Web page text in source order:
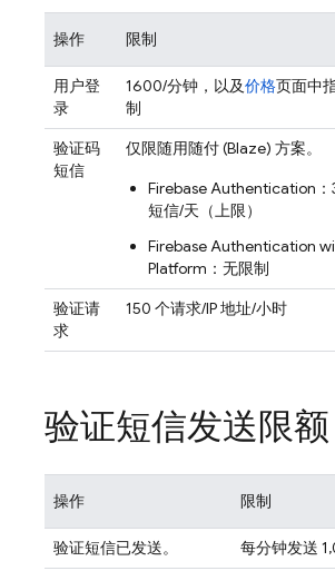
操作 限制
用户登
录
1600/分钟，以及价格页面中
制
验证码
短信
仅限随用随付 (Blaze) 方案。
Firebase Authentication
短信/天（上限）
Firebase Authentication
Platform ：无限制
验证请
求
150 个请求/IP 地址/小时
验证短信发送限额
操作 限制
验证短信已发送。
每分钟发送